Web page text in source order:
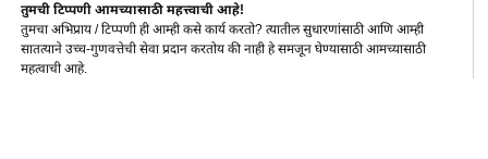
तुमची टिप्पणी आमच्यासाठी महत्त्वाची आहे!
तुमचा अभिप्राय / टिप्पणी ही आम्ही कसे कार्य करतो? त्यातील सुधारणांसाठी आणि आम्ही
सातत्याने उच्च-गुणवत्तेची सेवा प्रदान करतोय की नाही हे समजून घेण्यासाठी आमच्यासाठी
महत्वाची आहे.